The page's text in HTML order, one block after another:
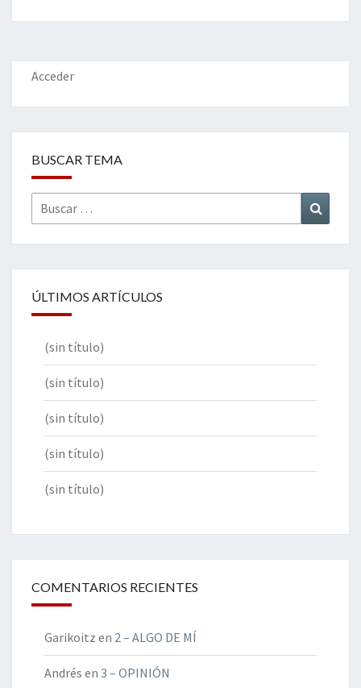
o
o
k
er dI
n
l
p
ar
Acceder
BUSCAR TEMA
Buscar
por:
ÚLTIMOS ARTÍCULOS
(sin título)
(sin título)
(sin título)
(sin título)
(sin título)
COMENTARIOS RECIENTES
Garikoitz en 2 – ALGO DE MÍ
Andrés en 3 – OPINIÓN